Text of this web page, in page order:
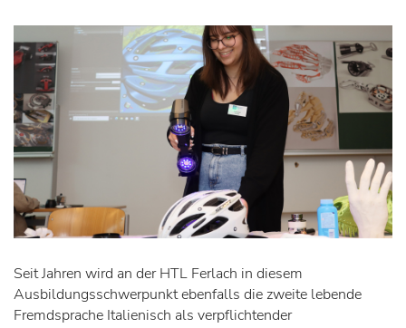
Seit Jahren wird an der HTL Ferlach in diesem
Ausbildungsschwerpunkt ebenfalls die zweite lebende
Fremdsprache Italienisch als verpflichtender